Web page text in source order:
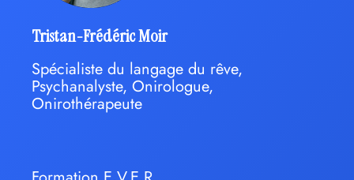
Tristan-Frédéric Moir
Spécialiste du langage du rêve,
Psychanalyste, Onirologue,
Onirothérapeute